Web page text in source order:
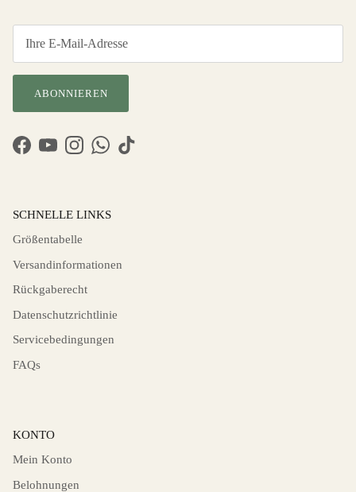
ABONNIEREN
Facebook
YouTubeInstagramWhatsApp
TikTok
SCHNELLE LINKS
Größentabelle
Versandinformationen
Rückgaberecht
Datenschutzrichtlinie
Servicebedingungen
FAQs
KONTO
Mein Konto
Belohnungen